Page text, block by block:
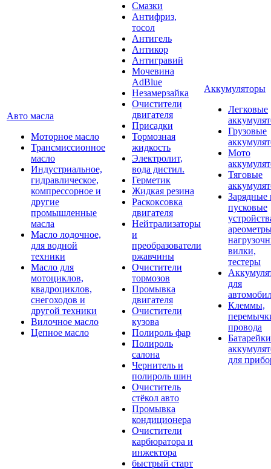
Авто масла
Моторное масло
Трансмиссионное
масло
Индустриальное,
гидравлическое,
компрессорное и
другие
промышленные
масла
Масло лодочное,
для водной
техники
Масло для
мотоциклов,
квадроциклов,
снегоходов и
другой техники
Вилочное масло
Цепное масло
Смазки
Антифриз,
тосол
Антигель
Антикор
Антигравий
Мочевина
AdBlue
Незамерзайка
Очистители
двигателя
Присадки
Тормозная
жидкость
Электролит,
вода дистил.
Герметик
Жидкая резина
Раскоксовка
двигателя
Нейтрализаторы
и
преобразователи
ржавчины
Очистители
тормозов
Промывка
двигателя
Очистители
кузова
Полироль фар
Полироль
салона
Чернитель и
полироль шин
Очиститель
стёкол авто
Промывка
кондиционера
Очистители
карбюратора и
инжектора
быстрый старт
Аккумуляторы
Легковые
Грузовые
Мото
Тяговые
Зарядные
пусковые
вилки,
тестеры
для
Клеммы,
провода
для